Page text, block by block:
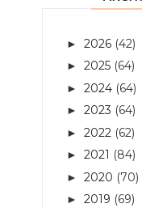
► 2026 (42)
► 2025 (64)
► 2024 (64)
► 2023 (64)
► 2022 (62)
► 2021 (84)
► 2020 (70)
► 2019 (69)